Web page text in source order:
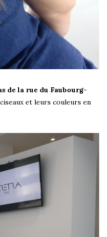
de la rue du Faubourg-
et leurs couleurs en